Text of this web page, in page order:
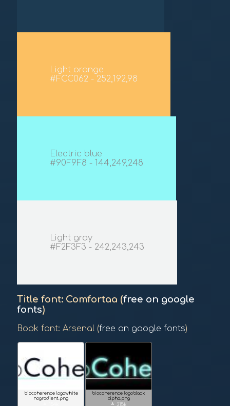
Light orange
#FCC062 - 252,192,98
Electric blue
#90F9F8 - 144,249,248
Light gray
#F2F3F3 - 242,243,243
Title font: Comfortaa (free on google
fonts)
Book font: Arsenal (free on google fonts)
biocoherence logowhite
nogradient.png
biocoherence logoblack
alpha.png
download 315k